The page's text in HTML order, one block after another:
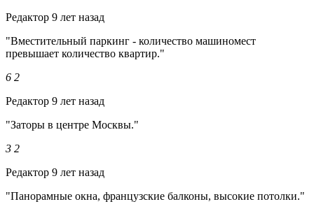
Редактор 9 лет назад
"Вместительный паркинг - количество машиномест
превышает количество квартир."
6 2
Редактор 9 лет назад
"Заторы в центре Москвы."
3 2
Редактор 9 лет назад
"Панорамные окна, французские балконы, высокие потолки."